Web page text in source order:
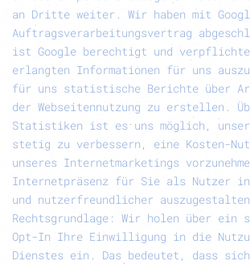
an Dritte weiter. Wir haben mit
Auftragsverarbeitungsvertrag
ist Google berechtigt und
erlangten Informationen für uns
für uns statistische Berichte über Art
der Webseitennutzung zu erstellen.
Statistiken ist es uns möglich, unser
stetig zu verbessern, eine Kosten-
unseres Internetmarketings
Internetpräsenz für Sie als Nutzer
und nutzerfreundlicher
Rechtsgrundlage : Wir holen über ein
Opt-In Ihre Einwilligung in die
Dienstes ein. Das bedeutet, dass